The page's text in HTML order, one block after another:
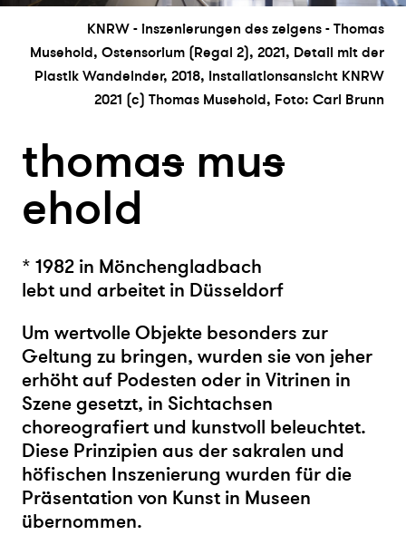
KNRW - inszenierungen des zeigens - Thomas
Musehold, Ostensorium (Regal 2), 2021, Detail mit der
Plastik Wandelnder, 2018, Installationsansicht KNRW
2021 (c) Thomas Musehold, Foto: Carl Brunn
thomas mus
ehold
* 1982 in Mönchengladbach
lebt und arbeitet in Düsseldorf
Um wertvolle Objekte besonders zur
Geltung zu bringen, wurden sie von jeher
erhöht auf Podesten oder in Vitrinen in
Szene gesetzt, in Sichtachsen
choreografiert und kunstvoll beleuchtet.
Diese Prinzipien aus der sakralen und
höfischen Inszenierung wurden für die
Präsentation von Kunst in Museen
übernommen.